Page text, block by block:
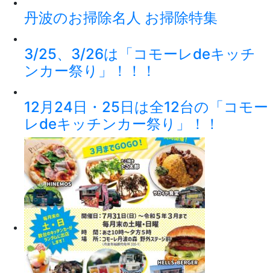
丹波のお掃除名人 お掃除特集
3/25、3/26は「コモーレdeキッチ
ンカー祭り」！！！
12月24日・25日は全12台の「コモー
レdeキッチンカー祭り」！！